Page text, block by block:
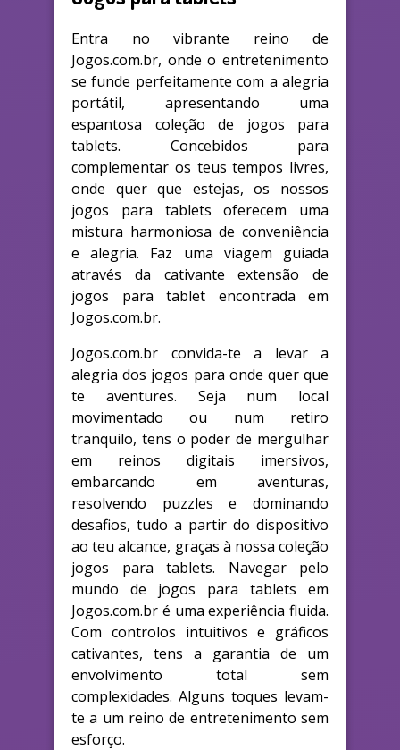
Entra no vibrante reino de
Jogos.com.br, onde o entretenimento
se funde perfeitamente com a alegria
portátil, apresentando uma
espantosa coleção de jogos para
tablets. Concebidos para
complementar os teus tempos livres,
onde quer que estejas, os nossos
jogos para tablets oferecem uma
mistura harmoniosa de conveniência
e alegria. Faz uma viagem guiada
através da cativante extensão de
jogos para tablet encontrada em
Jogos.com.br.
Jogos.com.br convida-te a levar a
alegria dos jogos para onde quer que
te aventures. Seja num local
movimentado ou num retiro
tranquilo, tens o poder de mergulhar
em reinos digitais imersivos,
embarcando em aventuras,
resolvendo puzzles e dominando
desafios, tudo a partir do dispositivo
ao teu alcance, graças à nossa coleção
jogos para tablets. Navegar pelo
mundo de jogos para tablets em
Jogos.com.br é uma experiência fluida.
Com controlos intuitivos e gráficos
cativantes, tens a garantia de um
envolvimento total sem
complexidades. Alguns toques levam-
te a um reino de entretenimento sem
esforço.